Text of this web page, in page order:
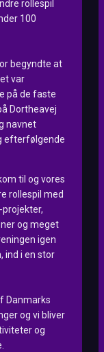
rollespil
100
begyndte at
var
på de faste
Dortheavej
navnet
efterfølgende
til og vores
rollespil med
og meget
igen
ind i en stor
Danmarks
og vi bliver
og